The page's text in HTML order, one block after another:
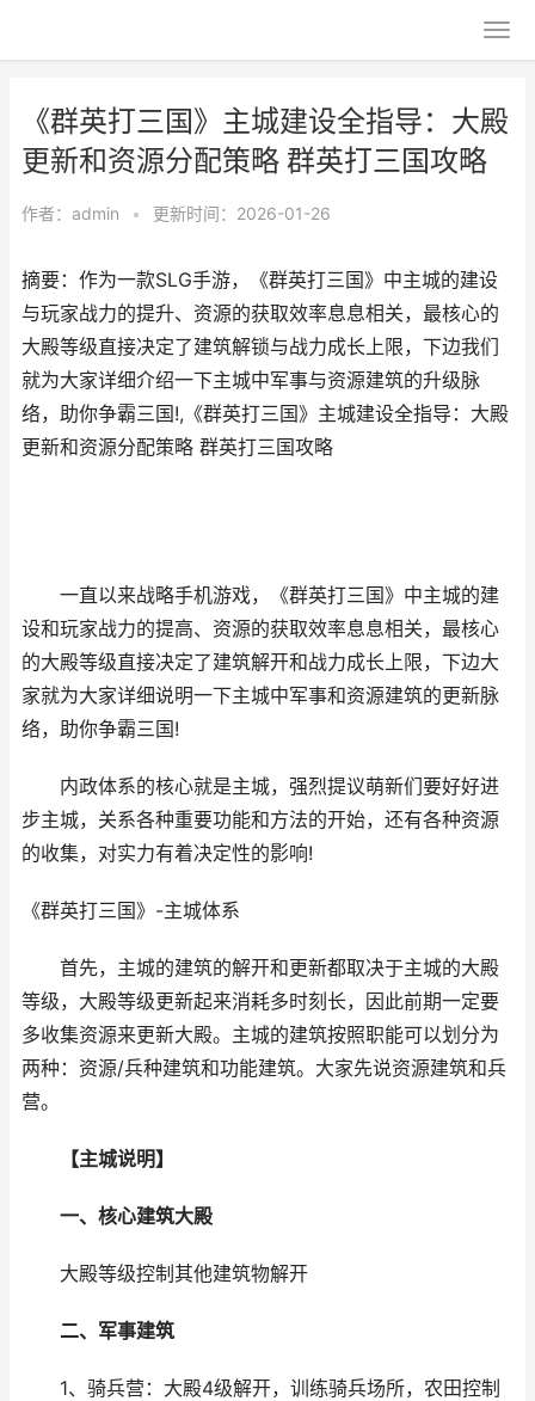
《群英打三国》主城建设全指导：大殿
更新和资源分配策略 群英打三国攻略
作者： admin • 更新时间：2026-01-26
摘要：作为一款SLG手游，《群英打三国》中主城的建设
与玩家战力的提升、资源的获取效率息息相关，最核心的
大殿等级直接决定了建筑解锁与战力成长上限，下边我们
就为大家详细介绍一下主城中军事与资源建筑的升级脉
络，助你争霸三国!,《群英打三国》主城建设全指导：大殿
更新和资源分配策略 群英打三国攻略
一直以来战略手机游戏，《群英打三国》中主城的建
设和玩家战力的提高、资源的获取效率息息相关，最核心
的大殿等级直接决定了建筑解开和战力成长上限，下边大
家就为大家详细说明一下主城中军事和资源建筑的更新脉
络，助你争霸三国!
内政体系的核心就是主城，强烈提议萌新们要好好进
步主城，关系各种重要功能和方法的开始，还有各种资源
的收集，对实力有着决定性的影响!
《群英打三国》-主城体系
首先，主城的建筑的解开和更新都取决于主城的大殿
等级，大殿等级更新起来消耗多时刻长，因此前期一定要
多收集资源来更新大殿。主城的建筑按照职能可以划分为
两种：资源/兵种建筑和功能建筑。大家先说资源建筑和兵
营。
【主城说明】
一、核心建筑大殿
大殿等级控制其他建筑物解开
二、军事建筑
1、骑兵营：大殿4级解开，训练骑兵场所，农田控制